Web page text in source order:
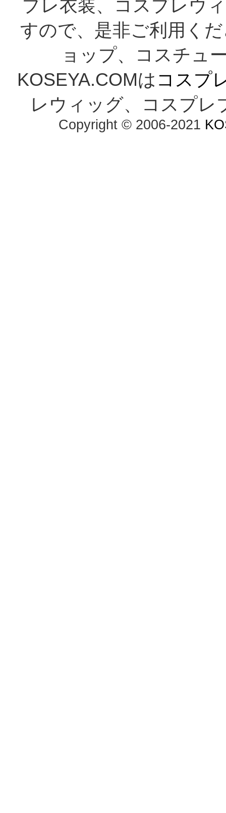
プレ衣装、コスプレウ
すので、是非ご利用く
ョップ、コスチュ
KOSEYA.COMは コスプ
レウィッグ、コスプレ
Copyright © 2006-2021